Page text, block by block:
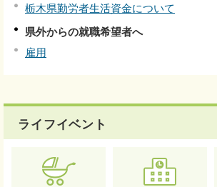
栃木県勤労者生活資金について
県外からの就職希望者へ
雇用
ライフイベント